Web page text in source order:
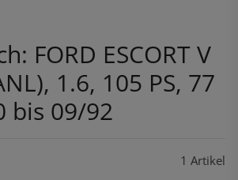
FORD ESCORT V
1.6, 105 PS, 77
bis 09/92
1 Artikel